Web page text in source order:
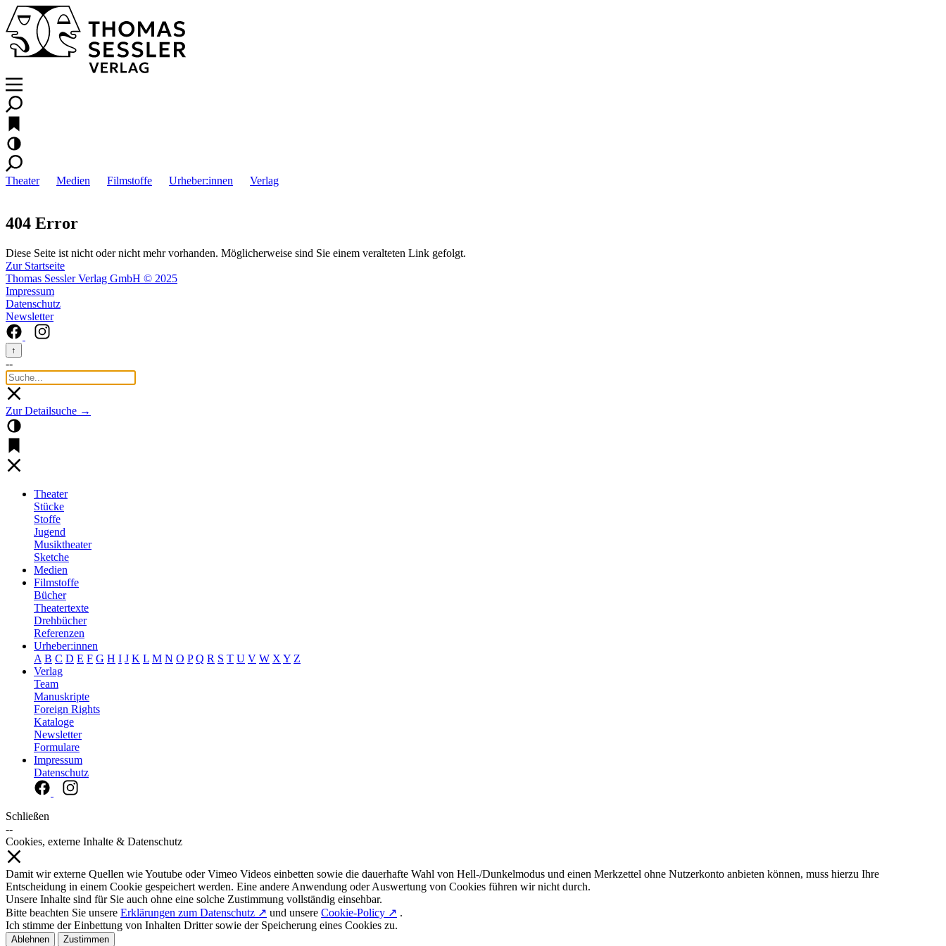
Theater Medien Filmstoffe Urheber:innen Verlag
404 Error
Diese Seite ist nicht oder nicht mehr vorhanden. Möglicherweise sind Sie einem veralteten Link gefolgt.
Zur Startseite
Thomas Sessler Verlag GmbH © 2025
Impressum
Datenschutz
Newsletter
↑
--
Zur Detailsuche →
Theater
Stücke
Stoffe
Jugend
Musiktheater
Sketche
Medien
Filmstoffe
Bücher
Theatertexte
Drehbücher
Referenzen
Urheber:innen
A B C D E F G H I J K L M N O P Q R S T U V W X Y Z
Verlag
Team
Manuskripte
Foreign Rights
Kataloge
Newsletter
Formulare
Impressum
Datenschutz
Schließen
--
Cookies, externe Inhalte & Datenschutz
Damit wir externe Quellen wie Youtube oder Vimeo Videos einbetten sowie die dauerhafte Wahl von Hell-/Dunkelmodus und einen Merkzettel ohne Nutzerkonto anbieten können, muss hierzu Ihre
Entscheidung in einem Cookie gespeichert werden. Eine andere Anwendung oder Auswertung von Cookies führen wir nicht durch.
Unsere Inhalte sind für Sie auch ohne eine solche Zustimmung vollständig einsehbar.
Bitte beachten Sie unsere Erklärungen zum Datenschutz ↗ und unsere Cookie-Policy ↗ .
Ich stimme der Einbettung von Inhalten Dritter sowie der Speicherung eines Cookies zu.
Ablehnen Zustimmen